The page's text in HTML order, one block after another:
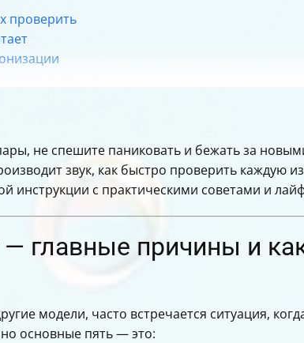
проверить
не спешите паниковать и бежать за
звук, как быстро проверить каждую
инструкции с практическими советами и
главные причины и
модели, часто встречается ситуация,
основные пять — это: